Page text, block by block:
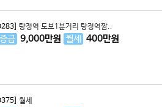
탕정역 도보1분거리 탕정역짬..
금 9,000만원 월세 400만원
월세